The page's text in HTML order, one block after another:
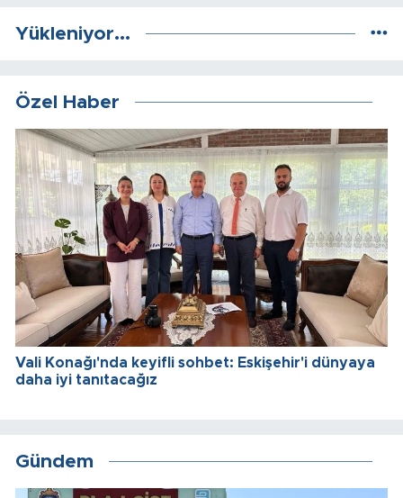
Yükleniyor...
Özel Haber
Vali Konağı'nda keyifli sohbet: Eskişehir'i dünyaya
daha iyi tanıtacağız
Gündem